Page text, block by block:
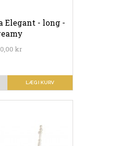
Elegant - long -
kr
LÆG I KURV